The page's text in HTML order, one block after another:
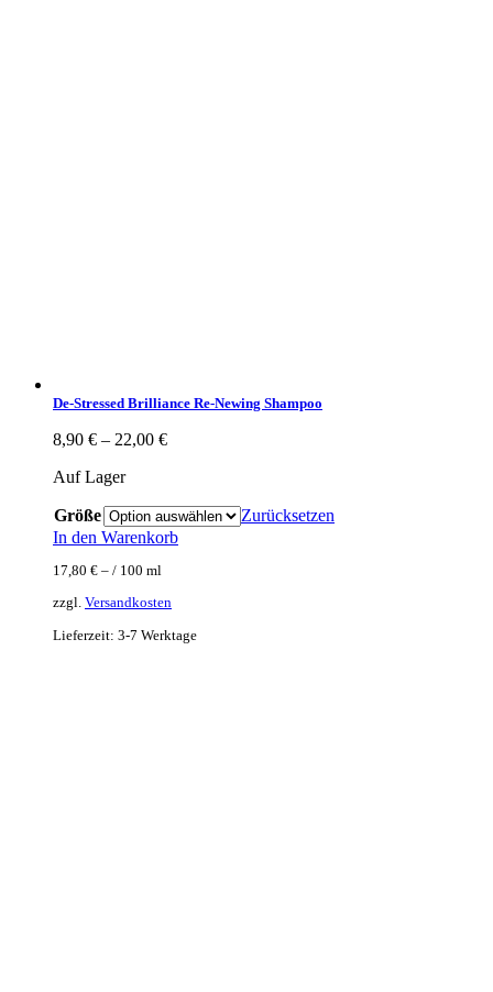
De-Stressed Brilliance Re-Newing Shampoo
8,90 € – 22,00 €
Auf Lager
Größe
Zurücksetzen
In den Warenkorb
17,80 € – / 100 ml
zzgl. Versandkosten
Lieferzeit: 3-7 Werktage